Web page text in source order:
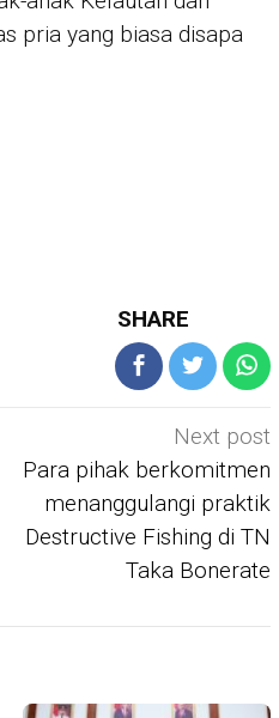
pria yang biasa disapa
SHARE
Next post
Para pihak berkomitmen
menanggulangi praktik
Destructive Fishing di TN
Taka Bonerate